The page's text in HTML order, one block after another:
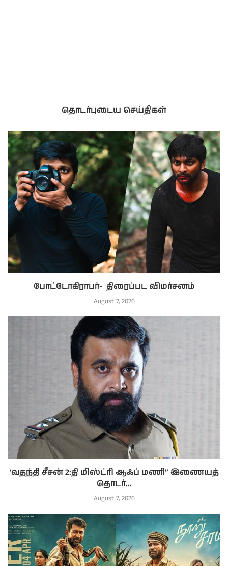
தொடர்புடைய செய்திகள்
போட்டோகிராபர்- ‌ திரைப்பட விமர்சனம்
August 7, 2026
‘வதந்தி சீசன் 2:தி மிஸ்ட்ரி ஆஃப் மணி” இணையத்
தொடர்...
August 7, 2026